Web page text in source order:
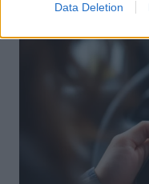
Data Deletion